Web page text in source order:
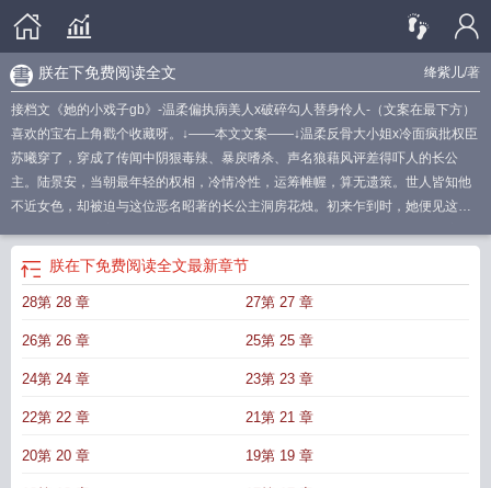
绛紫儿/著
朕在下免费阅读全文
接档文《她的小戏子gb》-温柔偏执病美人x破碎勾人替身伶人-（文案在最下方）
喜欢的宝右上角戳个收藏呀。↓——本文文案——↓温柔反骨大小姐x冷面疯批权臣
苏曦穿了，穿成了传闻中阴狠毒辣、暴戾嗜杀、声名狼藉风评差得吓人的长公
主。陆景安，当朝最年轻的权相，冷情冷性，运筹帷幄，算无遗策。世人皆知他
不近女色，却被迫与这位恶名昭著的长公主洞房花烛。初来乍到时，她便见这位
生得一副好皮相，可骨子里尽是猜忌多疑。为免被怀疑，她硬着头皮又甩落一
鞭，不料甩碎油灯燃了裙摆。他利落抬脚踢壶灭火，动作漂亮得像画中人，可眸
光却静如寒潭：“殿下，鞭子可要——拿稳了。”苏曦：危！！！*陆景安原以为自
恨。岂料新婚夜骤变，此后种种更是屡屡失控。药丸被强塞入喉时，他掐紧她手
腕冷笑：“殿下若想要弑夫，不必如此。”却不知那是治胃脘痛的药。雪夜冷得彻
下……究竟想从臣这儿得到什么？”原来，不是别有所图，是她本就温暖。当她的
目光再次转向别处，向来冷静自持的他嫉妒得发狂。深夜闯入她屋内，抓过她的
朕在下免费阅读全文最新章节
28第 28 章 27第 27 章
26第 26 章 25第 25 章
24第 24 章 23第 23 章
22第 22 章 21第 21 章
20第 20 章 19第 19 章